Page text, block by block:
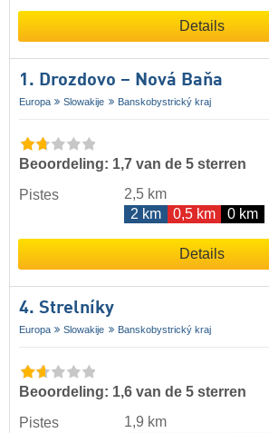
Details
1. Drozdovo – Nová Baňa
Europa Slowakije Banskobystrický kraj
Beoordeling: 1,7 van de 5 sterren
Pistes
2,5 km
2 km
0,5 km 0 km
Details
4. Strelníky
Europa Slowakije Banskobystrický kraj
Beoordeling: 1,6 van de 5 sterren
Pistes
1,9 km